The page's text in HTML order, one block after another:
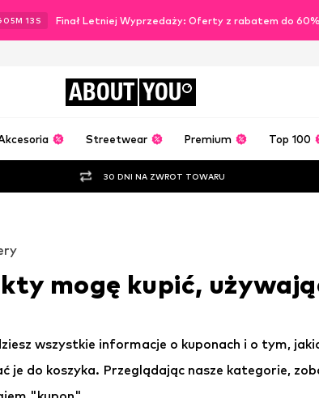
05M 12 S Finał Letniej Wyprzedaży: Oferty z rabatem do 60%
ABOUT YOU
Streetwear Premium Top 100
30 DNI NA ZWROT TOWARU
mogę kupić,
wszystkie informacje o kuponach i o tym,
je do koszyka. Przeglądając nasze kategorie,